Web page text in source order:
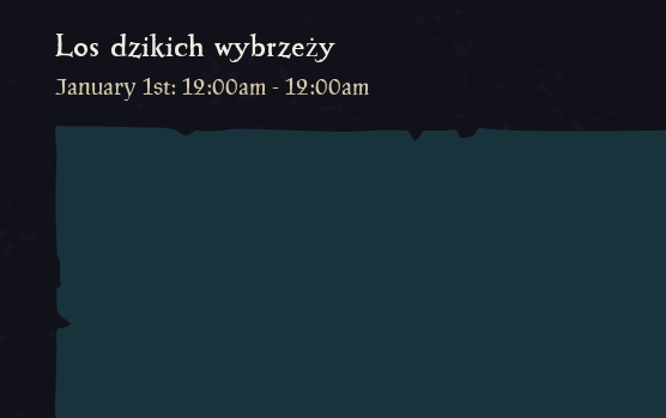
Los dzikich wybrzeży
January 1st: 12:00am - 12:00am